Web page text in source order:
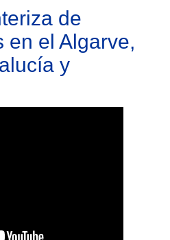
de
en el Algarve,
y